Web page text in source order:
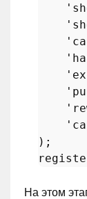
На этом